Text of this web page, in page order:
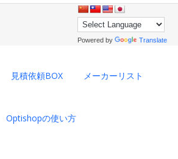
Powered by Translate
見積依頼BOX メーカーリスト
Optishopの使い方